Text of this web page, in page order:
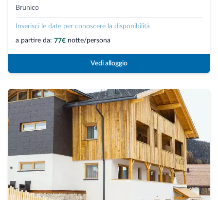
Brunico
Inserisci le date per conoscere la disponibilità
a partire da: 77€ notte/persona
Vedi alloggio